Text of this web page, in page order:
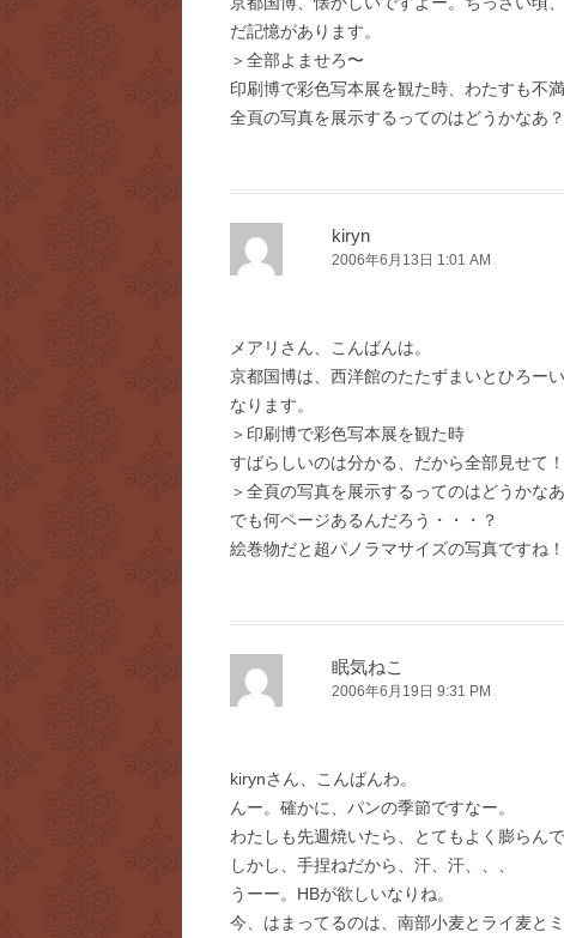
だ記憶があります。
＞全部よませろ〜
印刷博で彩色写本展を観た時、わたすも不
全頁の写真を展示するってのはどうかなあ？
kiryn
2006年6月13日 1:01 AM
メアリさん、こんばんは。
京都国博は、西洋館のたたずまいとひろー
なります。
＞印刷博で彩色写本展を観た時
すばらしいのは分かる、だから全部見せて
＞全頁の写真を展示するってのはどうかなあ
でも何ページあるんだろう・・・？
絵巻物だと超パノラマサイズの写真ですね！
眠気ねこ
2006年6月19日 9:31 PM
kirynさん、こんばんわ。
んー。確かに、パンの季節ですなー。
わたしも先週焼いたら、とてもよく膨らん
しかし、手捏ねだから、汗、汗、、、
うーー。HBが欲しいなりね。
今、はまってるのは、南部小麦とライ麦と